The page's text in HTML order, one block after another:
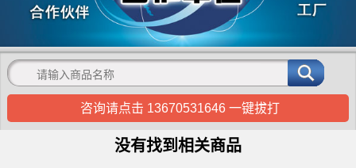
咨询请点击 13670531646 一键拔打
没有找到相关商品